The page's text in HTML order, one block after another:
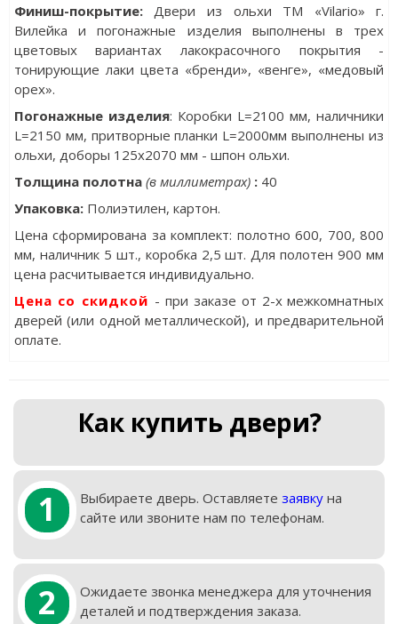
Финиш-покрытие: Двери из ольхи ТМ «Vilario» г.
Вилейка и погонажные изделия выполнены в трех
цветовых вариантах лакокрасочного покрытия -
тонирующие лаки цвета «бренди», «венге», «медовый
орех».
Погонажные изделия: Коробки L=2100 мм, наличники
L=2150 мм, притворные планки L=2000мм выполнены из
ольхи, доборы 125х2070 мм - шпон ольхи.
Толщина полотна (в миллиметрах):40
Упаковка:Полиэтилен, картон.
Цена сформирована за комплект: полотно 600, 700, 800
мм, наличник 5 шт., коробка 2,5 шт. Для полотен 900 мм
цена расчитывается индивидуально.
Цена со скидкой - при заказе от 2-х межкомнатных
дверей (или одной металлической), и предварительной
оплате.
Как купить двери?
1 Выбираете дверь. Оставляете заявкуна
сайте или звоните нам по телефонам.
2
Ожидаете звонка менеджера для уточнения
деталей и подтверждения заказа.